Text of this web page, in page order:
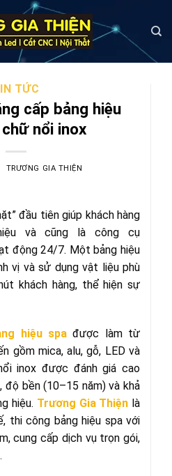
TỨC
cấp bảng hiệu
nổi inox
TRƯƠNG GIA THIỆN
đầu tiên giúp khách hàng
và cũng là công cụ
động 24/7. Một bảng hiệu
vị và sử dụng vật liệu phù
khách hàng, thể hiện sự
hiệu spa được làm từ
gồm mica, alu, gỗ, LED và
inox được đánh giá cao
bền (10–15 năm) và khả
hiệu. Trương Gia Thiện là
thi công bảng hiệu spa với
cung cấp dịch vụ trọn gói,